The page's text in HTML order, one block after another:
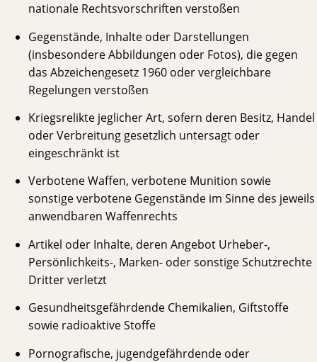
nationale Rechtsvorschriften verstoßen
Gegenstände, Inhalte oder Darstellungen
(insbesondere Abbildungen oder Fotos), die gegen
das Abzeichengesetz 1960 oder vergleichbare
Regelungen verstoßen
Kriegsrelikte jeglicher Art, sofern deren Besitz, Handel
oder Verbreitung gesetzlich untersagt oder
eingeschränkt ist
Verbotene Waffen, verbotene Munition sowie
sonstige verbotene Gegenstände im Sinne des jeweils
anwendbaren Waffenrechts
Artikel oder Inhalte, deren Angebot Urheber-,
Persönlichkeits-, Marken- oder sonstige Schutzrechte
Dritter verletzt
Gesundheitsgefährdende Chemikalien, Giftstoffe
sowie radioaktive Stoffe
Pornografische, jugendgefährdende oder